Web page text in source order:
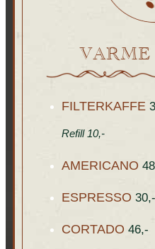
VARME
FILTERKAFFE
Refill 10,-
AMERICANO
ESPRESSO 30,-
CORTADO 46,-